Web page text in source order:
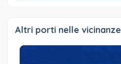
Altri porti nelle vicinanze